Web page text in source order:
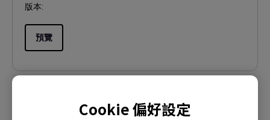
Cookie 偏好設定
版本:
預覽